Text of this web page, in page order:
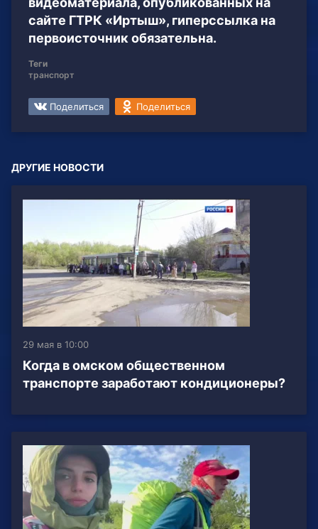
сайте ГТРК «Иртыш», гиперссылка на
первоисточник обязательна.
Теги
транспорт
Поделиться Поделиться
ДРУГИЕ НОВОСТИ
29 мая в 10:00
Когда в омском общественном
транспорте заработают кондиционеры?